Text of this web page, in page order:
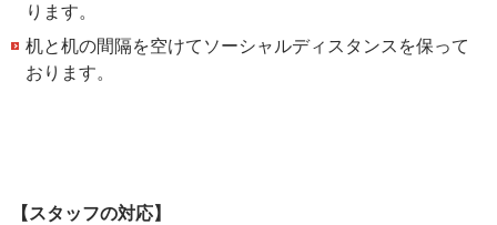
ります。
机と机の間隔を空けてソーシャルディスタンスを保って
おります。
【スタッフの対応】